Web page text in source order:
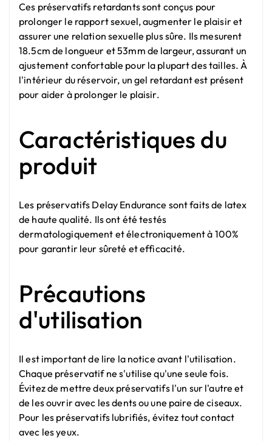
Ces préservatifs retardants sont conçus pour
prolonger le rapport sexuel, augmenter le plaisir et
assurer une relation sexuelle plus sûre. Ils mesurent
18.5cm de longueur et 53mm de largeur, assurant un
ajustement confortable pour la plupart des tailles. À
l'intérieur du réservoir, un gel retardant est présent
pour aider à prolonger le plaisir.
Caractéristiques du
produit
Les préservatifs Delay Endurance sont faits de latex
de haute qualité. Ils ont été testés
dermatologiquement et électroniquement à 100%
pour garantir leur sûreté et efficacité.
Précautions
d'utilisation
Il est important de lire la notice avant l'utilisation.
Chaque préservatif ne s'utilise qu'une seule fois.
Évitez de mettre deux préservatifs l'un sur l'autre et
de les ouvrir avec les dents ou une paire de ciseaux.
Pour les préservatifs lubrifiés, évitez tout contact
avec les yeux.